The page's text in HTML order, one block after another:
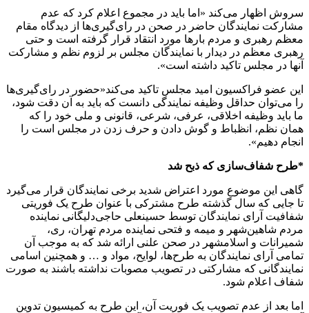
سروش اظهار می‌کند «اما باید در مجموع اعلام کرد که عدم
مشارکت نمایندگان حاضر در صحن در رای‌گیری‌ها از دیدگاه مقام
معظم رهبری و مردم بارها مورد انتقاد قرار گرفته است و حتی
رهبری معظم در دیدار با نمایندگان مجلس بر لزوم نظم و مشارکت
آنها در مجلس تاکید داشته است».
این عضو فراکسیون امید مجلس تاکید می‌کند«حضور در رای‌گیری‌ها
را می‌توان حداقل وظیفه نمایندگی دانست که باید به آن دقت شود،
ما باید وظیفه اخلاقی، عرفی، شرعی، قانونی و ملی خود را که
همان نظم، انظباط و گوش دادن و حرف زدن در مجلس است را
انجام دهیم».
*طرح شفاف‌سازی که ذبح شد
گاهی این موضوع مورد اعتراض شدید برخی نمایندگان قرار می‌گیرد
تا جایی که سال گذشته طرح مشترکی با عنوان طرح یک فوریتی
شفافیت آرای نمایندگان توسط حسینعلی حاجی‌دلیگانی نماینده
مردم شاهین‌شهر و میمه و فتحی نماینده مردم تهران، ری،
شمیرانات و اسلامشهر در صحن علنی ارائه شد که به موجب آن
تمامی آرای نمایندگان به طرح‌ها، لوایح، مواد و … و همچنین اسامی
نمایندگانی که مشارکتی در تصویب مصوبات نداشته باشند به صورت
شفاف اعلام شود.
اما بعد از عدم تصویب یک فوریت آن، این طرح به کمیسیون تدوین